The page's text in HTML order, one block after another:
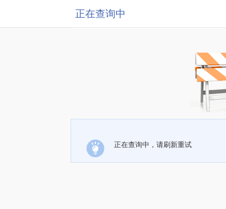
正在查询中
正在查询中，请刷新重试